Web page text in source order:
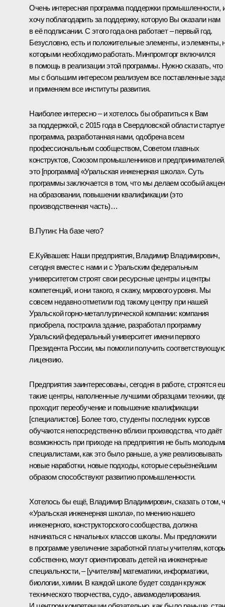
Очень интересная программа поддержки промышленности,
хочу поблагодарить за поддержку, которую Вы оказали нам
в её подписании. С этого года она работает – первый год.
Безусловно, есть и положительные элементы, и элементы,
которыми необходимо работать. Минпромторг включился
в помощь в реализации этой программы. Нужно сказать, что
мы с большим интересом реализуем все поставленные
и применяем все институты развития.
Наиболее интересно – и хотелось бы обратиться к Вам
за поддержкой, с 2015 года в Свердловской области
программа, разработанная нами, одобрена всем
профессиональным сообществом, Советом главных
конструктов, Союзом промышленников и предпринимателей,
это [программа] «Уральская инженерная школа». Суть
программы заключается в том, что мы делаем особый
на образовании, повышении квалификации (это
производственная часть)…
В.Путин: На базе чего?
Е.Куйвашев: Наши предприятия, Владимир Владимирович,
сегодня вместе с нами и с Уральским федеральным
университетом строят свои ресурсные центры и центры
компетенций, и они такого, я скажу, мирового уровня. Мы
совсем недавно отметили год такому центру при нашей
Уральской горно-металлургической компании: компания
приобрела, построила здание, разработал программу
Уральский федеральный университет имени первого
Президента России, мы помогли получить соответствующую
лицензию.
Предприятия заинтересованы, сегодня в работе, строятся
такие центры, наполненные лучшими образцами техники,
проходит переобучение и повышение квалификации
[специалистов]. Более того, студенты последних курсов
обучаются непосредственно вблизи производства, что даёт
возможность при приходе на предприятия не быть
специалистами, как это было раньше, а уже реализовывать
новые наработки, новые подходы, которые серьёзнейшим
образом способствуют развитию промышленности.
Хотелось бы ещё, Владимир Владимирович, сказать о том,
«Уральская инженерная школа», по мнению нашего
инженерного, конструкторского сообщества, должна
начинаться с начальных классов школы. Мы предложили
в программе увеличение заработной платы учителям,
собственно, могут ориентировать детей на инженерные
специальности, – [учителям] математики, информатики,
биологии, химии. В каждой школе будет создан кружок
технического творчества, судо-, авиамоделирования.